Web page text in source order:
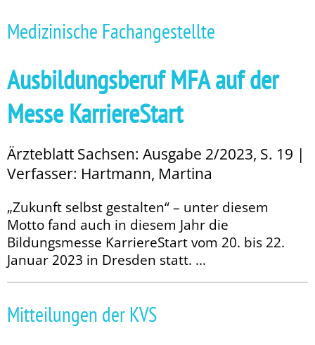
Medizinische Fachangestellte
Ausbildungsberuf MFA auf der
Messe KarriereStart
Ärzteblatt Sachsen: Ausgabe 2/2023, S. 19 |
Verfasser: Hartmann, Martina
„Zukunft selbst gestalten“ – unter diesem
Motto fand auch in diesem Jahr die
Bildungsmesse KarriereStart vom 20. bis 22.
Januar 2023 in Dresden statt. ...
Mitteilungen der KVS